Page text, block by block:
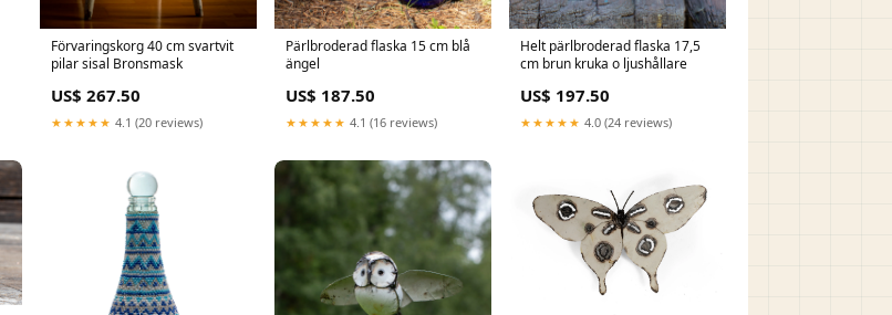
Förvaringskorg 40 cm svartvit
pilar sisal Bronsmask
US$ 267.50
★★★★★ 4.1 (20 reviews)
Pärlbroderad flaska 15 cm blå
ängel
US$ 187.50
★★★★★ 4.1 (16 reviews)
Helt pärlbroderad flaska 17,5
cm brun kruka o ljushållare
US$ 197.50
★★★★★ 4.0 (24 reviews)